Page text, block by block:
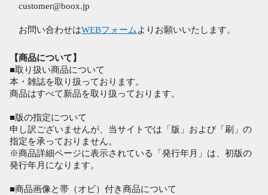
customer@boox.jp
お問い合わせはWEBフォーム よりお願いいたします。
【商品について】
■取り扱い商品について
本・雑誌を取り扱っております。
商品はすべて新品を取り扱っております。
■版の指定について
申し訳ございませんが、当サイトでは「版」および「刷」の
指定を承っておりません。
※商品詳細ページに表示されている「発行年月」は、初版の
発行年月になります。
■商品画像と帯（オビ）付き商品について